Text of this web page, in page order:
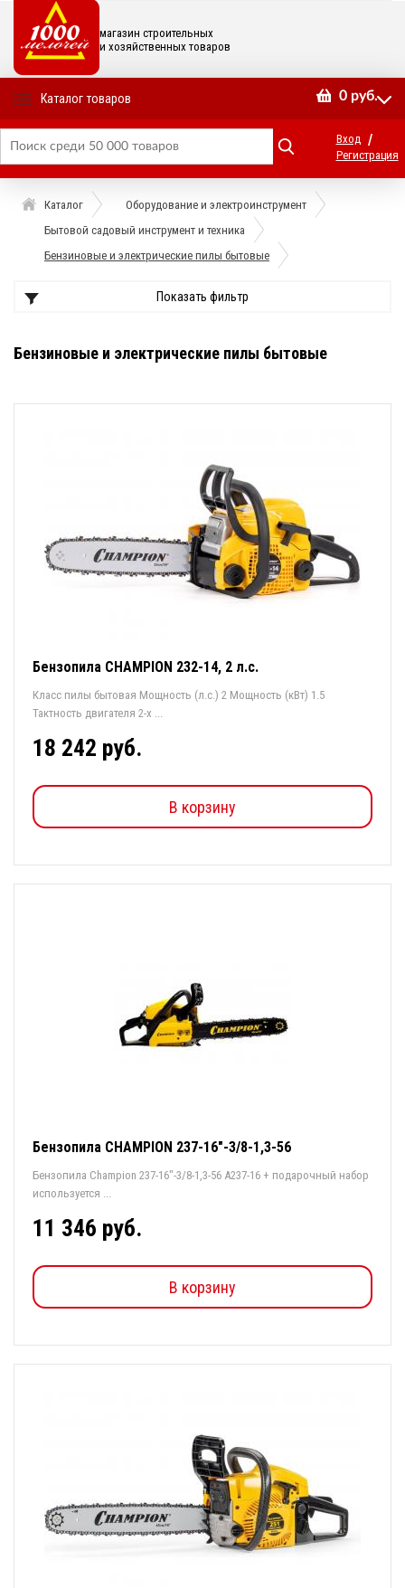
магазин строительных
и хозяйственных товаров
Каталог товаров 0 руб.
Вход /
Регистрация
Каталог
Оборудование и электроинструмент
Бытовой садовый инструмент и техника
Бензиновые и электрические пилы бытовые
Показать фильтр
Бензиновые и электрические пилы бытовые
Бензопила CHAMPION 232-14, 2 л.с.
Класс пилы бытовая Мощность (л.с.) 2 Мощность (кВт) 1.5
Тактность двигателя 2-х ...
18 242 руб.
В корзину
Бензопила CHAMPION 237-16"-3/8-1,3-56
Бензопила Champion 237-16"-3/8-1,3-56 A237-16 + подарочный набор
используется ...
11 346 руб.
В корзину